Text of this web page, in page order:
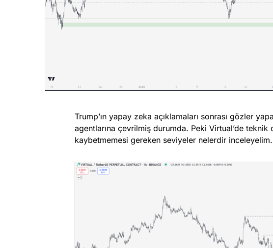
Trump’ın yapay zeka açıklamaları sonrası gözler
agentlarına çevrilmiş durumda. Peki Virtual’de teknik
kaybetmemesi gereken seviyeler nelerdir inceleyelim.